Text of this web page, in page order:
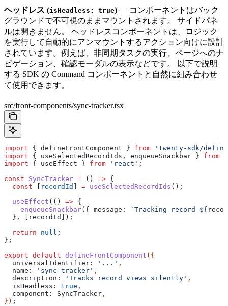
ヘッドレス (isHeadless: true) — コンポーネントはバック
グラウンドで不可視のままマウントされます。 サイドパネ
ルは開きません。 ヘッドレスコンポーネントは、ロジック
を実行して自動的にアンマウントするアクション向けに設計
されています。例えば、非同期タスクの実行、ページへのナ
ビゲーション、確認モーダルの表示などです。 以下で説明
する SDK の Command コンポーネントと自然に組み合わせ
て使用できます。
src/front-components/sync-tracker.tsx
import { defineFrontComponent } from 'twenty-sdk/
import { useSelectedRecordIds , enqueueSnackbar } from
import { useEffect } from 'react' ;
const SyncTracker = () => {
  const
recordId = useSelectedRecordIds ();
  useEffect
(() => {
    enqueueSnackbar
({ message: `Tracking record ${
  }, [
recordId
]);
  return
null ;
};
export default defineFrontComponent ({
  universalIdentifier:
'...' ,
  name:
'sync-tracker' ,
  description:
'Tracks record views silently' ,
  isHeadless:
true ,
  component:
SyncTracker ,
}) ;